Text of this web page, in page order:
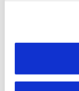
son
por tanto no
más
de la
difusión del